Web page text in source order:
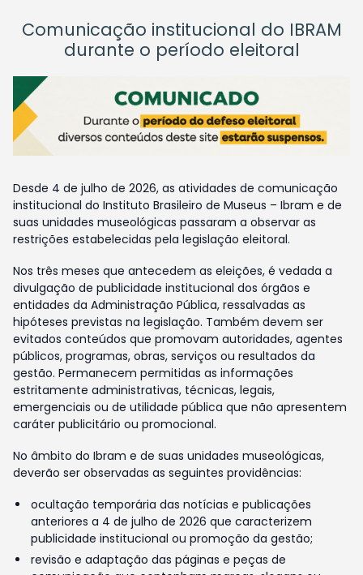
Comunicação institucional do IBRAM
durante o período eleitoral
Desde 4 de julho de 2026, as atividades de comunicação
institucional do Instituto Brasileiro de Museus – Ibram e de
suas unidades museológicas passaram a observar as
restrições estabelecidas pela legislação eleitoral.
Nos três meses que antecedem as eleições, é vedada a
divulgação de publicidade institucional dos órgãos e
entidades da Administração Pública, ressalvadas as
hipóteses previstas na legislação. Também devem ser
evitados conteúdos que promovam autoridades, agentes
públicos, programas, obras, serviços ou resultados da
gestão. Permanecem permitidas as informações
estritamente administrativas, técnicas, legais,
emergenciais ou de utilidade pública que não apresentem
caráter publicitário ou promocional.
No âmbito do Ibram e de suas unidades museológicas,
deverão ser observadas as seguintes providências:
ocultação temporária das notícias e publicações
anteriores a 4 de julho de 2026 que caracterizem
publicidade institucional ou promoção da gestão;
revisão e adaptação das páginas e peças de